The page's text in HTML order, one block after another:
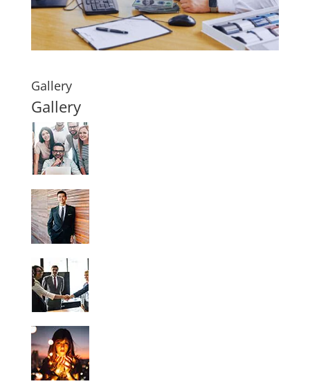
Gallery
Gallery